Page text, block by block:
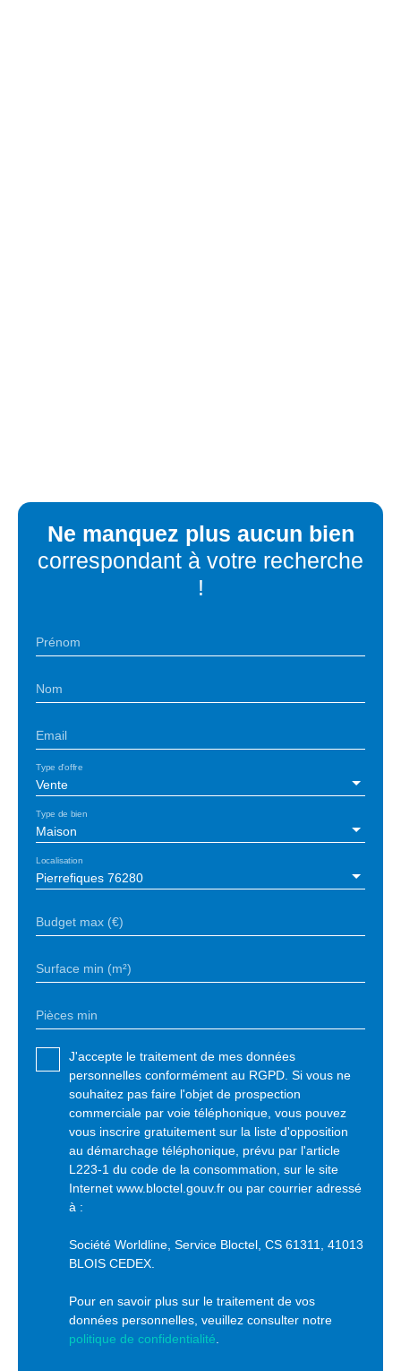
Ne manquez plus aucun bien
correspondant à votre recherche
!
Prénom
Nom
Email
Vente
Type d'offre
Maison
Type de bien
Pierrefiques 76280
Localisation
Budget max (€)
Surface min (m²)
Pièces min
J'accepte le traitement de mes données
personnelles conformément au RGPD. Si vous ne
souhaitez pas faire l'objet de prospection
commerciale par voie téléphonique, vous pouvez
vous inscrire gratuitement sur la liste d'opposition
au démarchage téléphonique, prévu par l'article
L223-1 du code de la consommation, sur le site
Internet www.bloctel.gouv.fr ou par courrier adressé
à :
Société Worldline, Service Bloctel, CS 61311, 41013
BLOIS CEDEX.
Pour en savoir plus sur le traitement de vos
données personnelles, veuillez consulter notre
politique de confidentialité